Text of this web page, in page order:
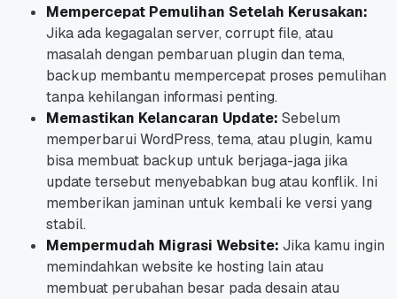
Mempercepat Pemulihan Setelah Kerusakan:
Jika ada kegagalan server, corrupt file, atau
masalah dengan pembaruan plugin dan tema,
backup membantu mempercepat proses pemulihan
tanpa kehilangan informasi penting.
Memastikan Kelancaran Update: Sebelum
memperbarui WordPress, tema, atau plugin, kamu
bisa membuat backup untuk berjaga-jaga jika
updatetersebut menyebabkan bug atau konflik. Ini
memberikan jaminan untuk kembali ke versi yang
stabil.
Mempermudah Migrasi Website: Jika kamu ingin
memindahkan website ke hosting lain atau
membuat perubahan besar pada desain atau